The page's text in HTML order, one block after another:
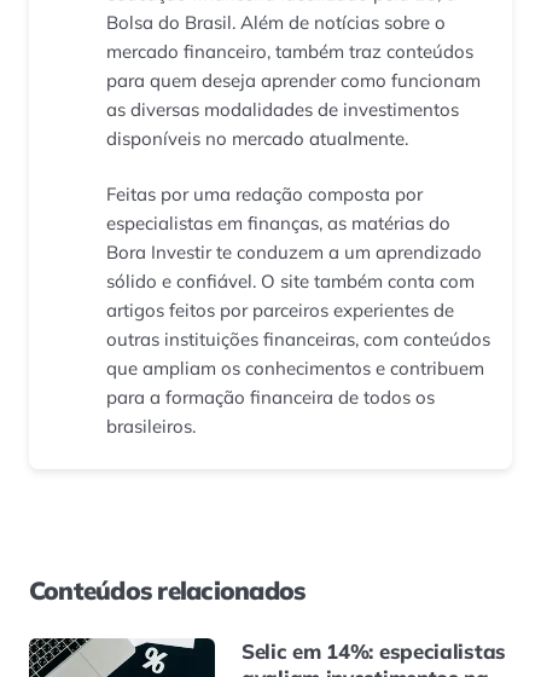
Bolsa do Brasil. Além de notícias sobre o
mercado financeiro, também traz conteúdos
para quem deseja aprender como funcionam
as diversas modalidades de investimentos
disponíveis no mercado atualmente.
Feitas por uma redação composta por
especialistas em finanças, as matérias do
Bora Investir te conduzem a um aprendizado
sólido e confiável. O site também conta com
artigos feitos por parceiros experientes de
outras instituições financeiras, com conteúdos
que ampliam os conhecimentos e contribuem
para a formação financeira de todos os
brasileiros.
Conteúdos relacionados
Selic em 14%: especialistas